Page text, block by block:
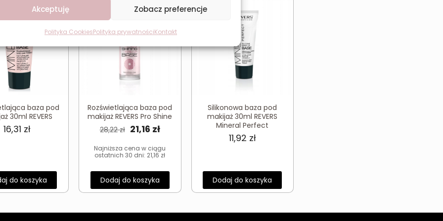
Akceptuję Zobacz preferencje
Polityka CookiesPolityka prywatnościKontakt
baza pod
30ml REVERS
16,31 zł
do koszyka
Rozświetlająca baza pod
makijaż REVERS Pro Shine
28,22zł Pierwotna
wynosiła:
28,22 zł.
21,16 złAktualna
wynosi:
21,16 zł.
Najniższa cena w ciągu
ostatnich 30 dni: 21,16 zł
Dodaj do koszyka
Silikonowa baza pod
makijaż 30ml REVERS
Mineral Perfect
11,92 zł
Dodaj do koszyka